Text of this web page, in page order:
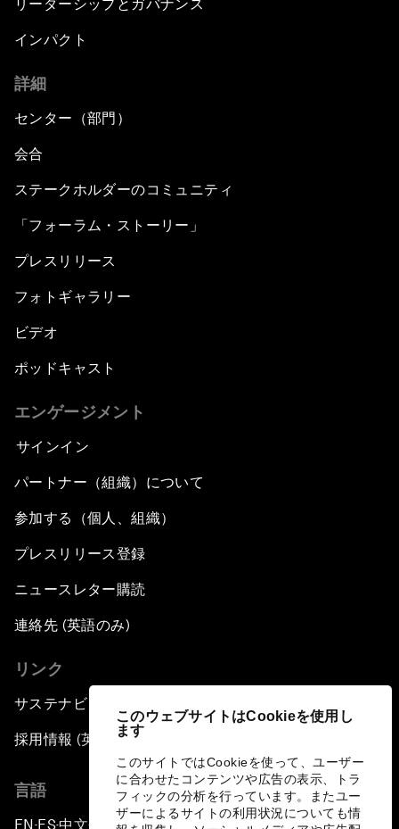
このウェブサイトはCookieを使用し
ます
このサイトではCookieを使って、ユーザー
に合わせたコンテンツや広告の表示、トラ
フィックの分析を行っています。またユー
ザーによるサイトの利用状況についても情
リーダーシップとガバナンス
インパクト
詳細
センター（部門）
会合
ステークホルダーのコミュニティ
「フォーラム・ストーリー」
プレスリリース
フォトギャラリー
ビデオ
ポッドキャスト
エンゲージメント
サインイン
パートナー（組織）について
参加する（個人、組織）
プレスリリース登録
ニュースレター購読
連絡先 (英語のみ)
リンク
サステナビリティへの取り組み
採用情報 (英語のみ)
言語
EN ▪ ES▪中文▪ 日本語